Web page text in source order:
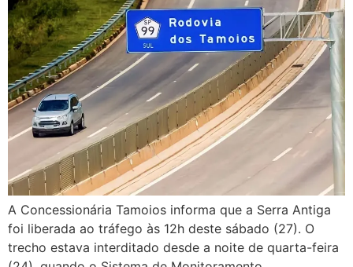
A Concessionária Tamoios informa que a Serra Antiga
foi liberada ao tráfego às 12h deste sábado (27). O
trecho estava interditado desde a noite de quarta-feira